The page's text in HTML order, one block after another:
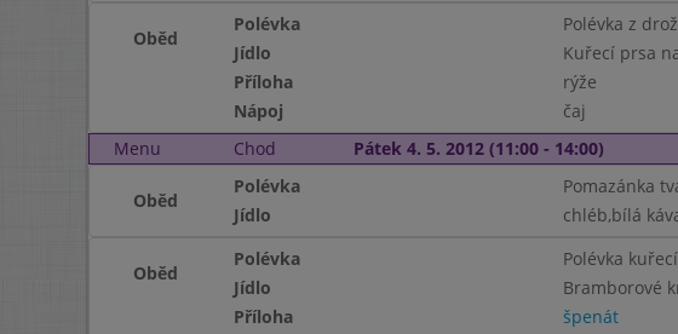
Oběd
Polévka
Polévka z
Jídlo
Kuřecí prsa
Příloha
rýže
Nápoj
čaj
Menu
Chod Pátek 4. 5. 2012 (11:00 - 14:00)
Oběd
Polévka
Pomazánka
Jídlo
chléb,bílá
Oběd
Polévka
Polévka
Jídlo
Bramborové
Příloha
špenát